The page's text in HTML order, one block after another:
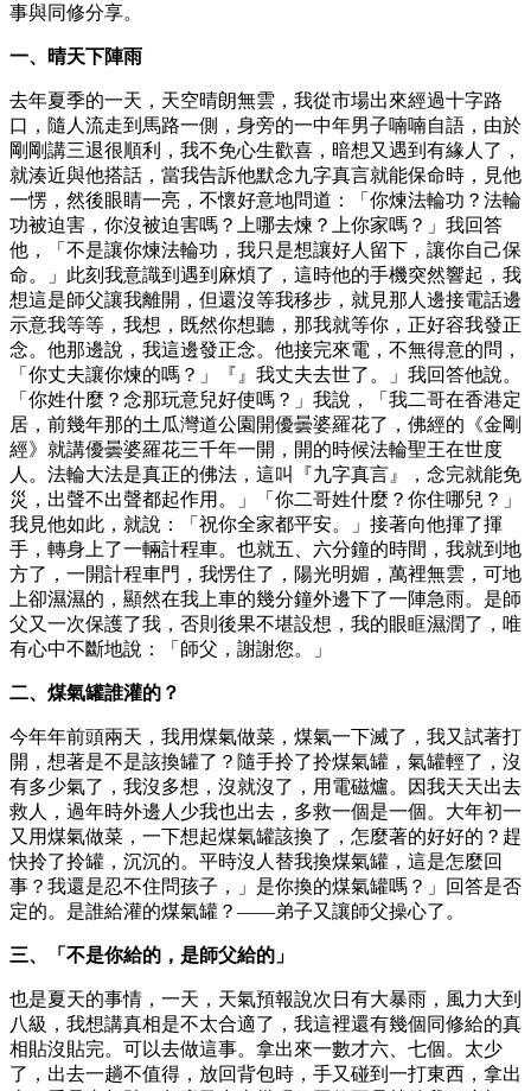
事與同修分享。
一、晴天下陣雨
去年夏季的一天，天空晴朗無雲，我從市場出來經過十字路
口，隨人流走到馬路一側，身旁的一中年男子喃喃自語，由於
剛剛講三退很順利，我不免心生歡喜，暗想又遇到有緣人了，
就湊近與他搭話，當我告訴他默念九字真言就能保命時，見他
一愣，然後眼睛一亮，不懷好意地問道：「你煉法輪功？法輪
功被迫害，你沒被迫害嗎？上哪去煉？上你家嗎？」我回答
他，「不是讓你煉法輪功，我只是想讓好人留下，讓你自己保
命。」此刻我意識到遇到麻煩了，這時他的手機突然響起，我
想這是師父讓我離開，但還沒等我移步，就見那人邊接電話邊
示意我等等，我想，既然你想聽，那我就等你，正好容我發正
念。他那邊說，我這邊發正念。他接完來電，不無得意的問，
「你丈夫讓你煉的嗎？」『』我丈夫去世了。」我回答他說。
「你姓什麼？念那玩意兒好使嗎？」我說，「我二哥在香港定
居，前幾年那的土瓜灣道公園開優曇婆羅花了，佛經的《金剛
經》就講優曇婆羅花三千年一開，開的時候法輪聖王在世度
人。法輪大法是真正的佛法，這叫『九字真言』，念完就能免
災，出聲不出聲都起作用。」「你二哥姓什麼？你住哪兒？」
我見他如此，就說：「祝你全家都平安。」接著向他揮了揮
手，轉身上了一輛計程車。也就五、六分鐘的時間，我就到地
方了，一開計程車門，我愣住了，陽光明媚，萬裡無雲，可地
上卻濕濕的，顯然在我上車的幾分鐘外邊下了一陣急雨。是師
父又一次保護了我，否則後果不堪設想，我的眼眶濕潤了，唯
有心中不斷地說：「師父，謝謝您。」
二、煤氣罐誰灌的？
今年年前頭兩天，我用煤氣做菜，煤氣一下滅了，我又試著打
開，想著是不是該換罐了？隨手拎了拎煤氣罐，氣罐輕了，沒
有多少氣了，我沒多想，沒就沒了，用電磁爐。因我天天出去
救人，過年時外邊人少我也出去，多救一個是一個。大年初一
又用煤氣做菜，一下想起煤氣罐該換了，怎麼著的好好的？趕
快拎了拎罐，沉沉的。平時沒人替我換煤氣罐，這是怎麼回
事？我還是忍不住問孩子，」是你換的煤氣罐嗎？」回答是否
定的。是誰給灌的煤氣罐？——弟子又讓師父操心了。
三、「不是你給的，是師父給的」
也是夏天的事情，一天，天氣預報說次日有大暴雨，風力大到
八級，我想講真相是不太合適了，我這裡還有幾個同修給的真
相貼沒貼完。可以去做這事。拿出來一數才六、七個。太少
了，出去一趟不值得，放回背包時，手又碰到一打東西，拿出